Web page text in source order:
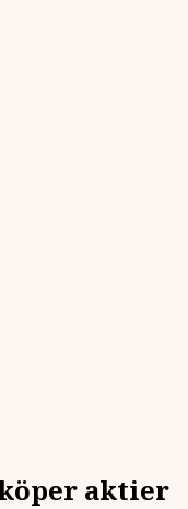
köper aktier